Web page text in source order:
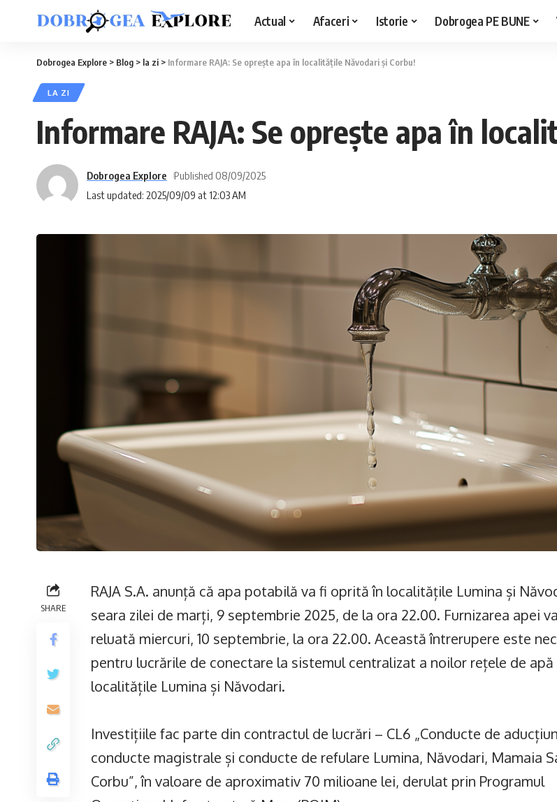
Actual Afaceri Istorie Dobrogea PE BUNE
Dobrogea Explore > Blog > la zi > Informare RAJA: Se oprește apa în localitățile Năvodari și Corbu!
LA ZI
Informare RAJA: Se oprește apa în
Last updated: 2025/09/09 at 12:03 AM
Dobrogea Explore Published 08/09/2025
SHARE
RAJA S.A. anunță că apa potabilă va fi oprită în localitățile Lumina și
seara zilei de marți, 9 septembrie 2025, de la ora 22.00. Furnizarea apei
reluată miercuri, 10 septembrie, la ora 22.00. Această întrerupere este
pentru lucrările de conectare la sistemul centralizat a noilor rețele de apă
localitățile Lumina și Năvodari.
Investițiile fac parte din contractul de lucrări – CL6 „Conducte de
conducte magistrale și conducte de refulare Lumina, Năvodari, Mamaia
Corbu”, în valoare de aproximativ 70 milioane lei, derulat prin Programul